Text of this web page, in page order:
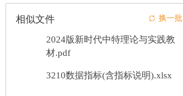
相似文件 换一批
2024版新时代中特理论与实践教
材.pdf
3210数据指标(含指标说明).xlsx